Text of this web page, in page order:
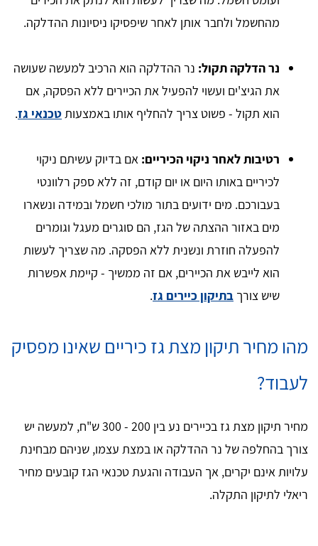
מהחשמל ולחבר אותן לאחר שיפסיקו ניסיונות ההדלקה.
נר הדלקה תקול: נר ההדלקה הוא הרכיב למעשה שעושה
את הגיצ'ים ועשוי להפעיל את הכיירים ללא הפסקה, אם
הוא תקול - פשוט צריך להחליף אותו באמצעותטכנאי גז.
רטיבות לאחר ניקוי הכיריים: אם בדיוק עשיתם ניקוי
לכיריים באותו היום או יום קודם, זה ללא ספק רלוונטי
בעבורכם. מים ידועים בתור מולכי חשמל ובמידה ונשארו
מים באזור ההצתה של הגז, הם סוגרים מעגל וגומרים
להפעלה חוזרת ונשנית ללא הפסקה. מה שצריך לעשות
הוא לייבש את הכיירים, אם זה ממשיך - קיימת אפשרות
שיש צורך בתיקון כיירים גז.
מהו מחיר תיקון מצת גז כיריים שאינו מפסיק
לעבוד?
מחיר תיקון מצת גז בכיירים נע בין 200 - 300 ש"ח, למעשה יש
צורך בהחלפה של נר ההדלקה או במצת עצמו, שניהם מבחינת
עלויות אינם יקרים, אך העבודה והגעת טכנאי הגז קובעים מחיר
ריאלי לתיקון התקלה.